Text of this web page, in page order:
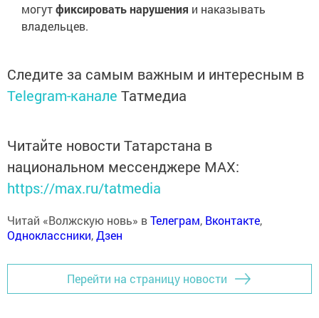
могутфиксировать нарушения и наказывать
владельцев.
Следите за самым важным и интересным в
Telegram-канале Татмедиа
Читайте новости Татарстана в
национальном мессенджере MАХ:
https://max.ru/tatmedia
Читай «Волжскую новь» вТелеграм, Вконтакте,
Одноклассники,Дзен
Перейти на страницу новости